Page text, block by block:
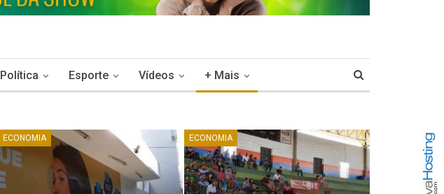
Política Esporte Vídeos + Mais
ECONOMIA ECONOMIA